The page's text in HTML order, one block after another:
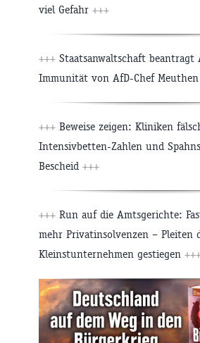
viel Gefahr +++
+++ Staatsanwaltschaft beantragt
Immunität von AfD-Chef Meuthen
+++ Beweise zeigen: Kliniken
Intensivbetten-Zahlen und
Bescheid +++
+++ Run auf die Amtsgerichte:
mehr Privatinsolvenzen – Pleiten
Kleinstunternehmen gestiegen